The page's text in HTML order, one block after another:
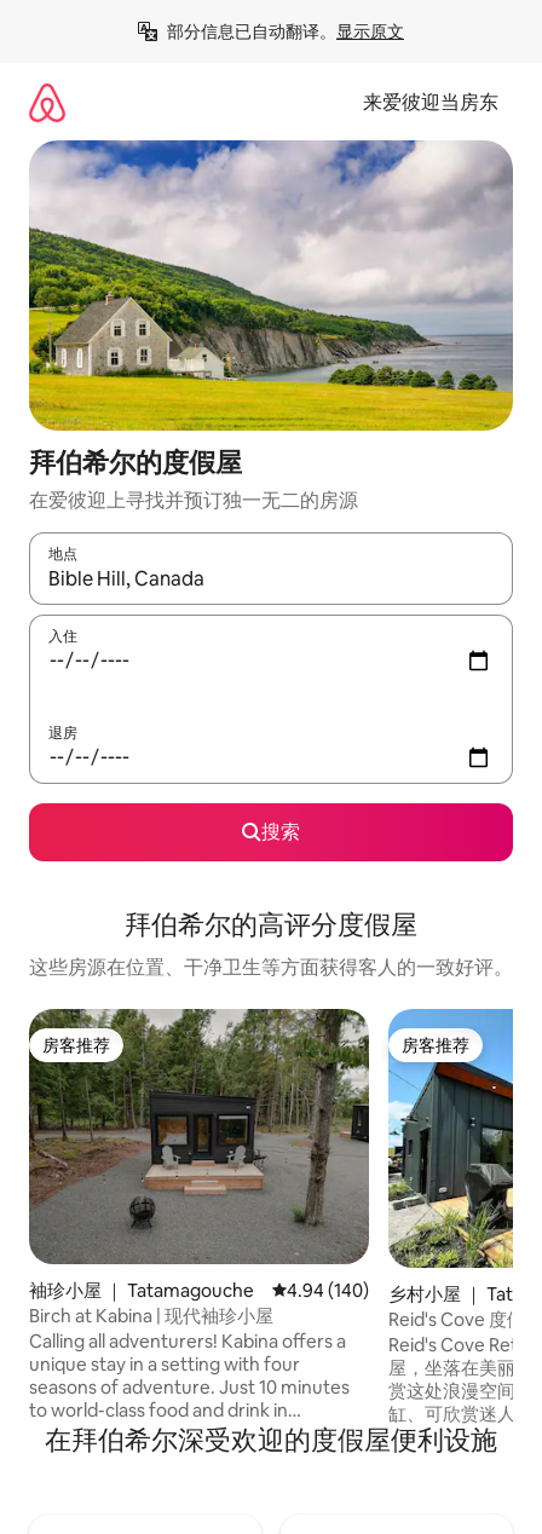
部分信息已自动翻译。 显示原文
来爱彼迎当房东
拜伯希尔的度假屋
在爱彼迎上寻找并预订独一无二的房源
地点
如有搜索结果，请使用上下方向键查看，或通过点击或滑动手势
入住
退房
搜索
拜伯希尔的高评分度假屋
这些房源在位置、干净卫生等方面获得客人的一致好评。
房客推荐
房客推荐
袖珍小屋 ｜ Tatamagouche 平均评分 4.94 分（满分 5 分），
4.94 (140)
Birch at Kabina | 现代袖珍小屋
Calling all adventurers! Kabina offers a
unique stay in a setting with four
seasons of adventure. Just 10 minutes
to world-class food and drink in
Tatamagouche, 6 minutes to Drysdale
Falls, and 20 minutes to Ski Wentworth,
房客推荐
房客推荐
乡村小屋 ｜
Reid's Cove 度假
Reid's Cove
屋，坐落在美丽
赏这处浪漫空间的
缸、可欣赏迷人景
水上通道的桨板。
近的景点，包括
在拜伯希尔深受欢迎的度假屋便利设施